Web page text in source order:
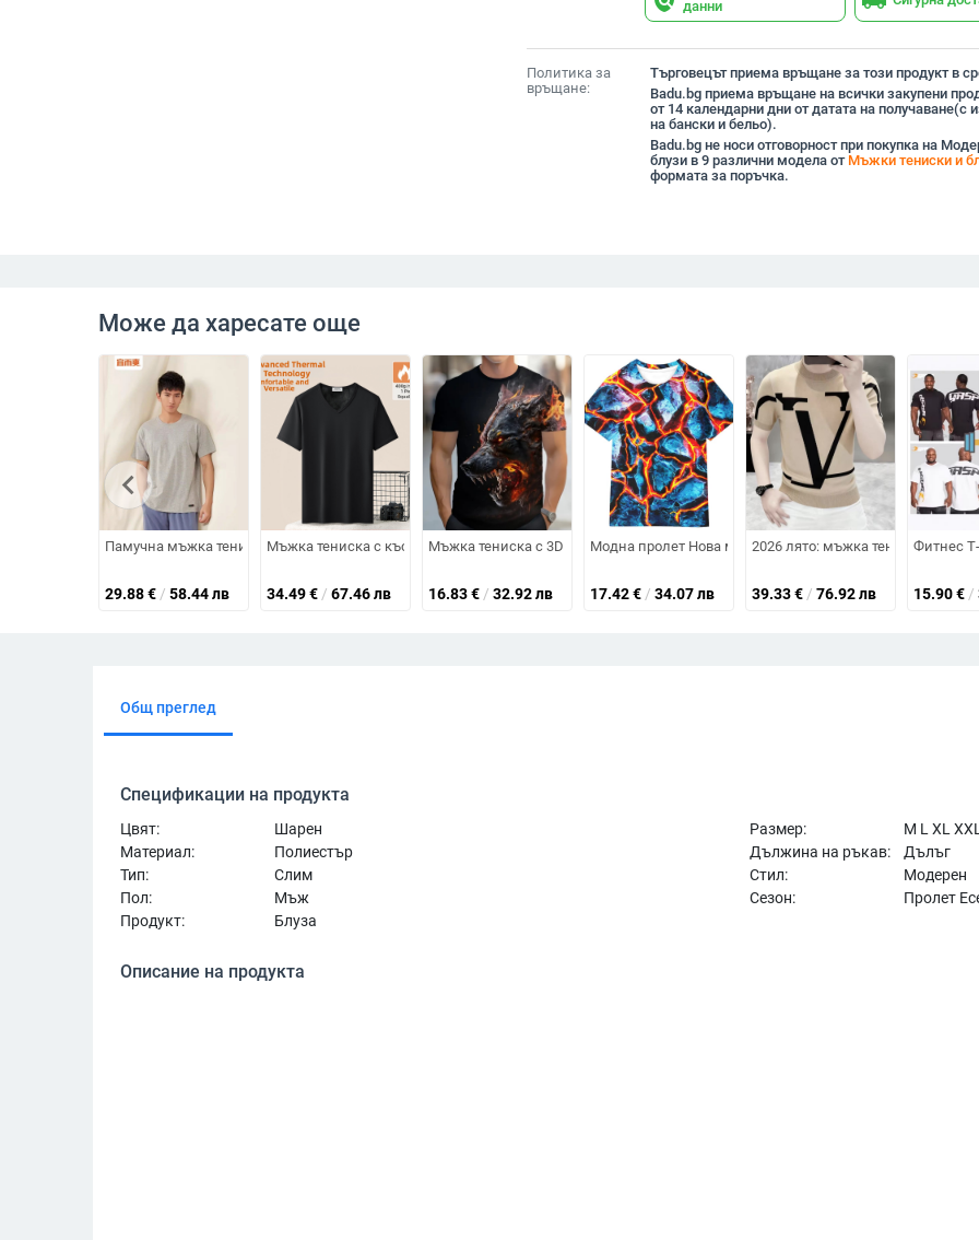
данни
Политика за
връщане:
Търговецът приема връщане за този продукт в
Badu.bg приема връщане на всички закупени
от 14 календарни дни от датата на получаване(с
на бански и бельо).
Badu.bg не носи отговорност при покупка на
блузи в 9 различни модела от Мъжки тениски и
формата за поръчка.
Може да харесате още
Памучна мъжка тениска с кръгло деколте, свободна кройка, къс ръкав, тънка материя, влагоотвеждаща
29.88€ / 58.44 лв
Мъжка тениска с къс ръкав от флисов плат, V‑образно деколте, дебел зимен базов слой
34.49€ / 67.46 лв
Мъжка тениска с 3D принт пламък‑вълк, полиестер, къс ръкав, кръгла яка
16.83€ / 32.92 лв
Модна пролет Нова модна марка Двойка Рокля Ins
17.42€ / 34.07 лв
2026 лято: мъжка тениска с къс
39.33€ / 76.92 лв
Фитнес
15.90€ /
chevron_left
Общ преглед
Спецификации на продукта
Цвят: Шарен Размер:
M L XL
Материал:
Полиестър Дължина на ръкав:
Дълъг
Тип:
Слим Стил:
Модерен
Пол:
Мъж Сезон:
Пролет
Продукт:
Блуза
Описание на продукта